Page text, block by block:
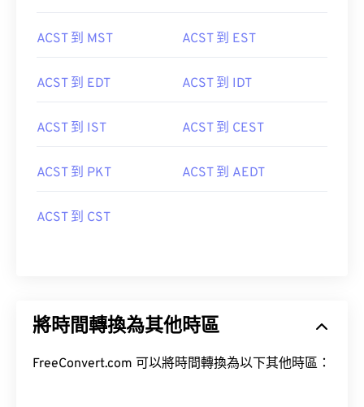
ACST 到 MST ACST 到 EST
ACST 到 EDT ACST 到 IDT
ACST 到 IST ACST 到 CEST
ACST 到 PKT ACST 到 AEDT
ACST 到 CST
將時間轉換為其他時區
FreeConvert.com 可以將時間轉換為以下其他時區：